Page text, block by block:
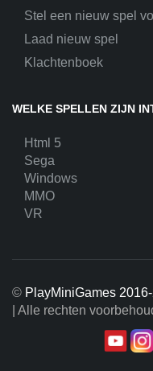
Stel een nieuw spel
Laad nieuw spel
Klachtenboek
WELKE SPELLEN ZIJN
Html 5
Sega
Windows
MMO
VR
© PlayMiniGames
| Alle rechten